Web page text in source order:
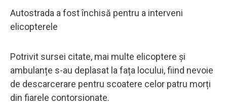
Autostrada a fost închisă pentru a interveni
elicopterele
Potrivit sursei citate, mai multe elicoptere și
ambulanțe s-au deplasat la fața locului, fiind nevoie
de descarcerare pentru scoatere celor patru morți
din fiarele contorsionate.